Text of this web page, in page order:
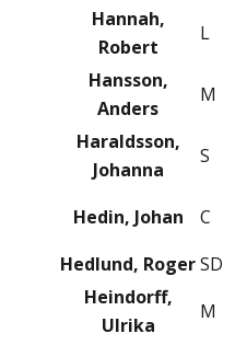
Hannah,
Robert
L
Hansson,
Anders
M
Haraldsson,
Johanna
S
Hedin, Johan C
Hedlund, RogerSD
Heindorff,
Ulrika
M